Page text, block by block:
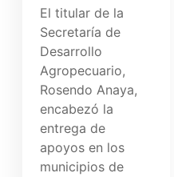
El titular de la
Secretaría de
Desarrollo
Agropecuario,
Rosendo Anaya,
encabezó la
entrega de
apoyos en los
municipios de